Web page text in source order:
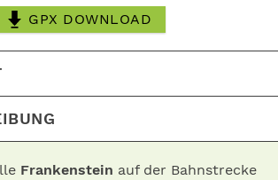
GPX DOWNLOAD
Frankenstein auf der Bahnstrecke